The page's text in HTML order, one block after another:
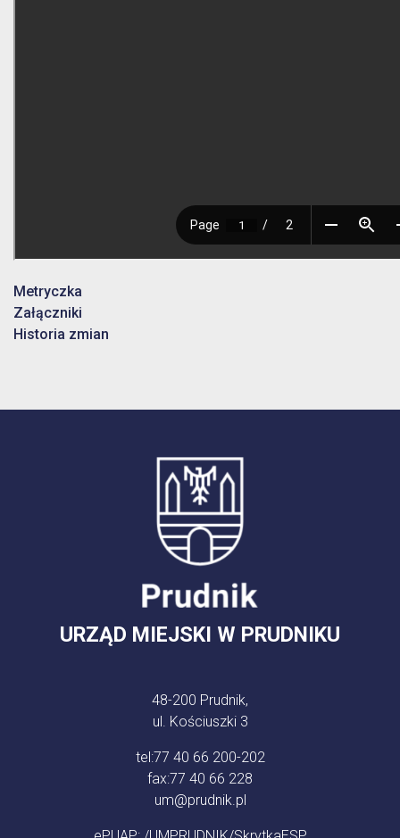
Metryczka
Załączniki
Historia zmian
URZĄD MIEJSKI W PRUDNIKU
48-200 Prudnik,
ul. Kościuszki 3
tel:77 40 66 200-202
fax:77 40 66 228
um@prudnik.pl